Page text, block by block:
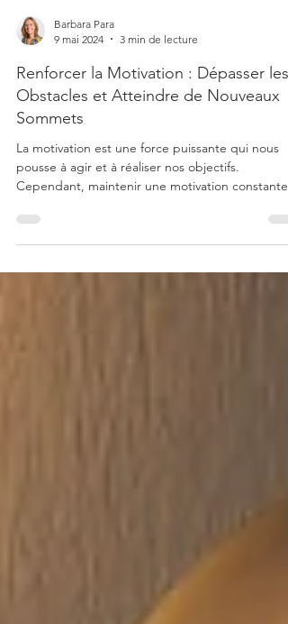
Barbara Para
9 mai 2024
3 min de lecture
Renforcer la Motivation : Dépasser les
Obstacles et Atteindre de Nouveaux
Sommets
La motivation est une force puissante qui nous
Cependant, maintenir une motivation